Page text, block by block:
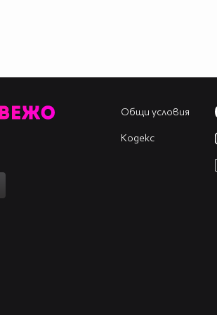
Общи условия
Кодекс